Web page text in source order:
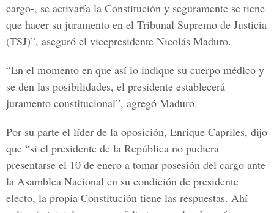
cargo-, se activaría la Constitución y seguramente se tiene
que hacer su juramento en el Tribunal Supremo de Justicia
(TSJ)”, aseguró el vicepresidente Nicolás Maduro.
“En el momento en que así lo indique su cuerpo médico y
se den las posibilidades, el presidente establecerá
juramento constitucional”, agregó Maduro.
Por su parte el líder de la oposición, Enrique Capriles, dijo
que “si el presidente de la República no pudiera
presentarse el 10 de enero a tomar posesión del cargo ante
la Asamblea Nacional en su condición de presidente
electo, la propia Constitución tiene las respuestas. Ahí